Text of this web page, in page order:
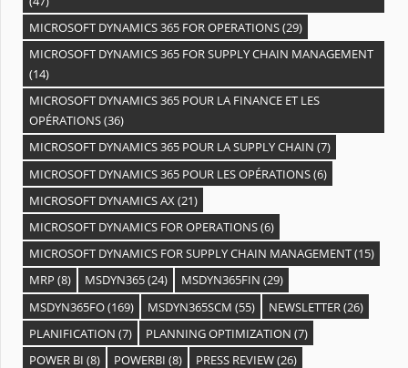
MICROSOFT DYNAMICS 365 FOR OPERATIONS(29)
MICROSOFT DYNAMICS 365 FOR SUPPLY CHAIN MANAGEMENT
(14)
MICROSOFT DYNAMICS 365 POUR LA FINANCE ET LES
OPÉRATIONS(36)
MICROSOFT DYNAMICS 365 POUR LA SUPPLY CHAIN (7)
MICROSOFT DYNAMICS 365 POUR LES OPÉRATIONS(6)
MICROSOFT DYNAMICS AX(21)
MICROSOFT DYNAMICS FOR OPERATIONS(6)
MICROSOFT DYNAMICS FOR SUPPLY CHAIN MANAGEMENT(15)
MRP (8) MSDYN365(24) MSDYN365FIN (29)
MSDYN365FO(169) MSDYN365SCM (55) NEWSLETTER (26)
PLANIFICATION (7) PLANNING OPTIMIZATION (7)
POWER BI (8) POWERBI (8) PRESS REVIEW(26)